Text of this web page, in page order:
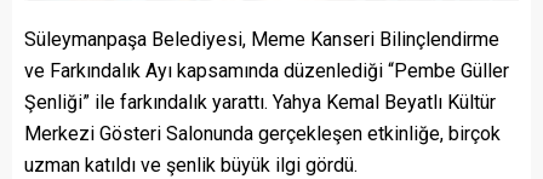
Süleymanpaşa Belediyesi, Meme Kanseri Bilinçlendirme
ve Farkındalık Ayı kapsamında düzenlediği “Pembe Güller
Şenliği” ile farkındalık yarattı. Yahya Kemal Beyatlı Kültür
Merkezi Gösteri Salonunda gerçekleşen etkinliğe, birçok
uzman katıldı ve şenlik büyük ilgi gördü.